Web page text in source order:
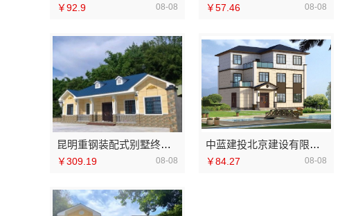
￥92.9 08-08 ￥57.46 08-08
昆明重钢装配式别墅终身维保，云南晟构全程守护
￥309.19 08-08
中蓝建投北京建设有限公司四川优秀婚房案例
￥84.27 08-08